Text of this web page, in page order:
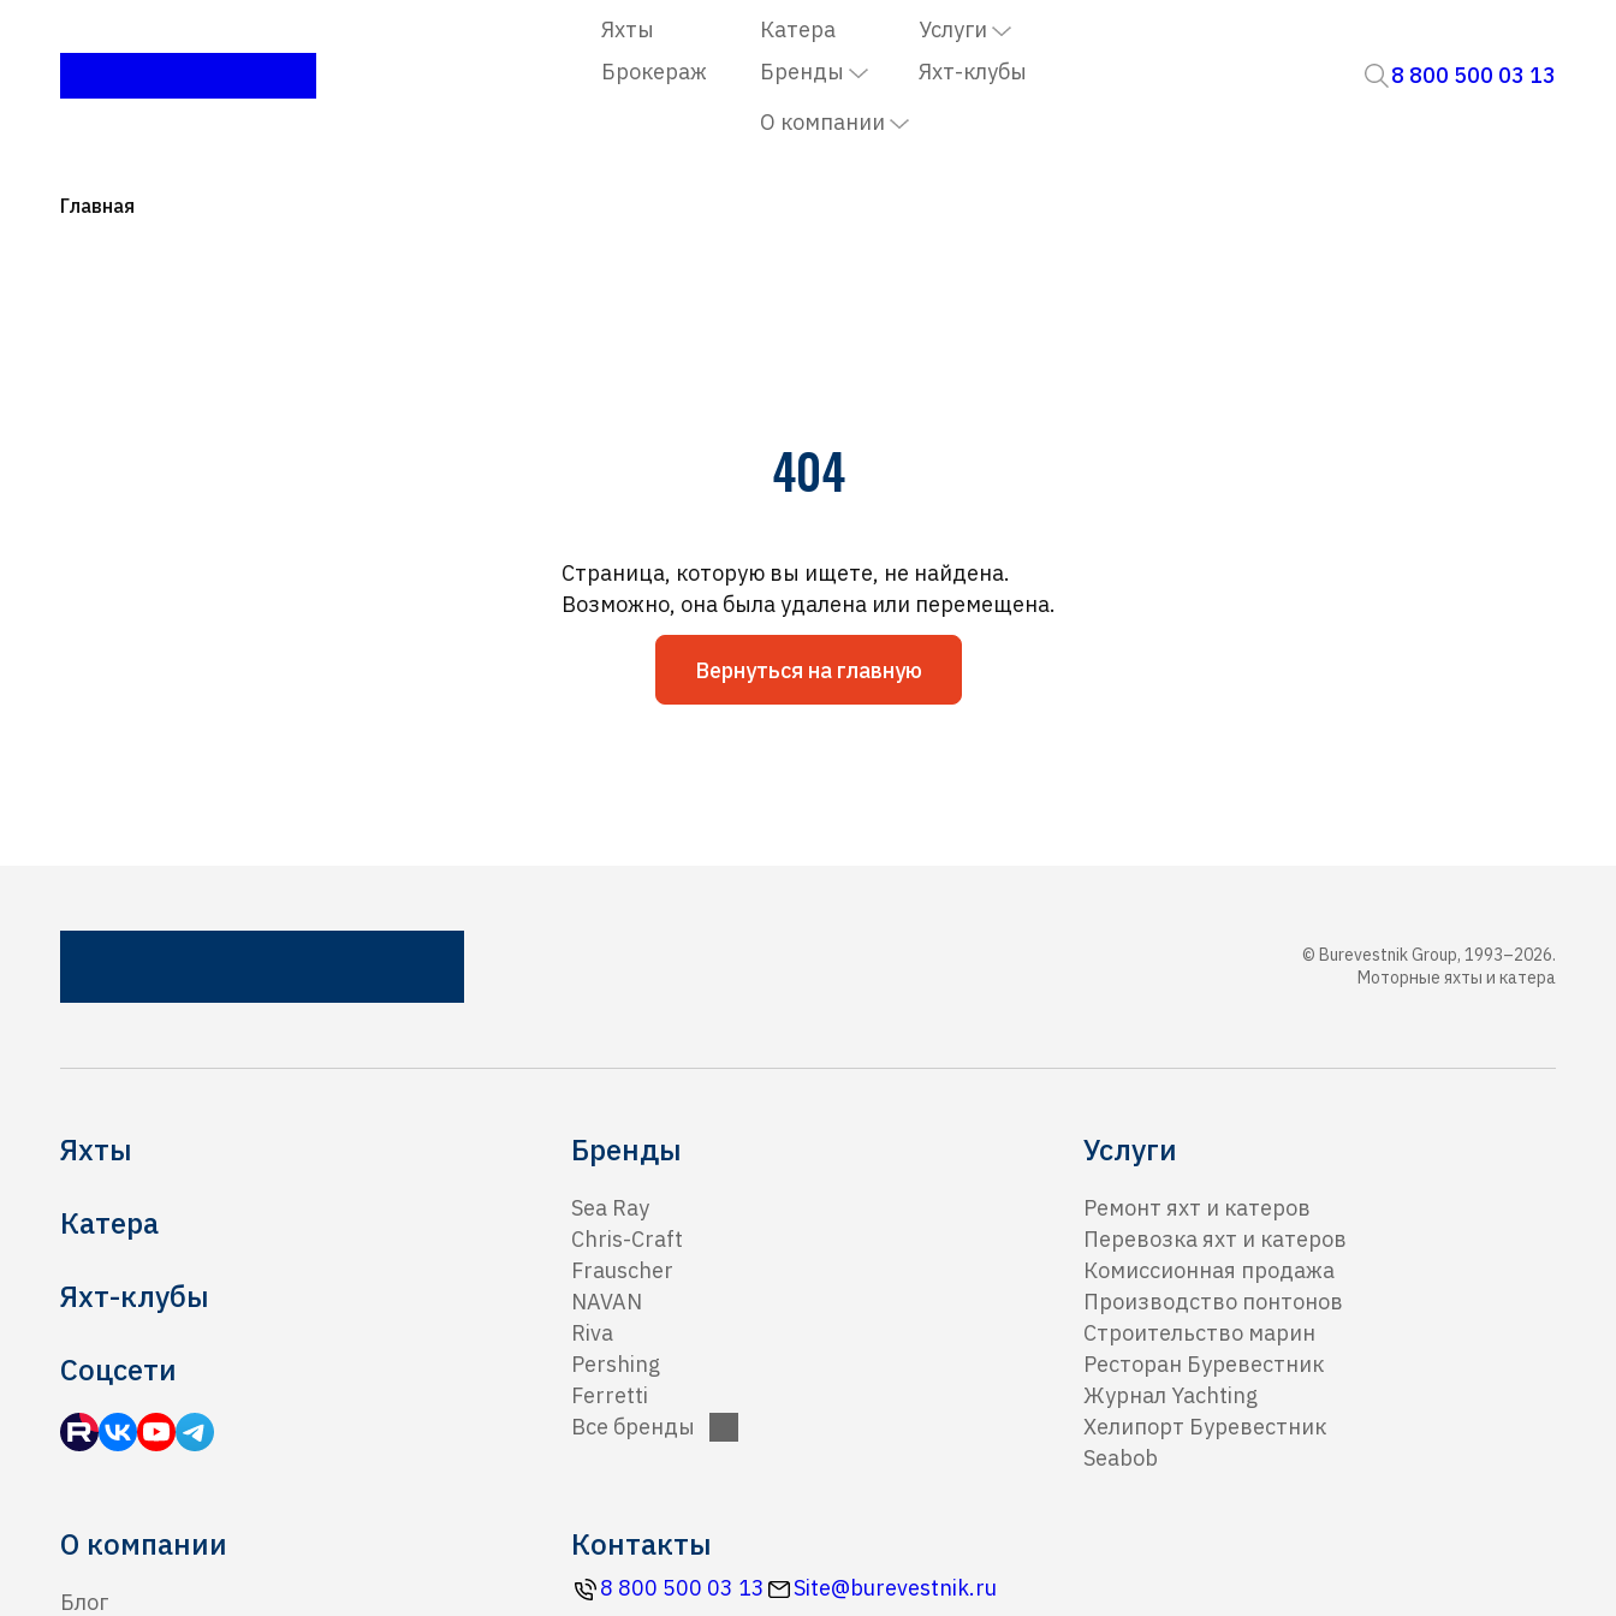
Яхты
Катера
Брокераж
Бренды
Услуги
Яхт-клубы
О компании
8 800 500 03 13
Главная
404
Страница, которую вы ищете, не найдена.
Возможно, она была удалена или перемещена.
Вернуться на главную
© Burevestnik Group, 1993–2026.
Моторные яхты и катера
Яхты
Катера
Бренды
Sea Ray
Chris-Craft
Frauscher
NAVAN
Riva
Pershing
Ferretti
Все бренды
Услуги
Ремонт яхт и катеров
Перевозка яхт и катеров
Комиссионная продажа
Производство понтонов
Строительство марин
Ресторан Буревестник
Журнал Yachting
Хелипорт Буревестник
Seabob
Яхт-клубы
О компании
Блог
Контакты
8 800 500 03 13 Site@burevestnik.ru
Соцсети